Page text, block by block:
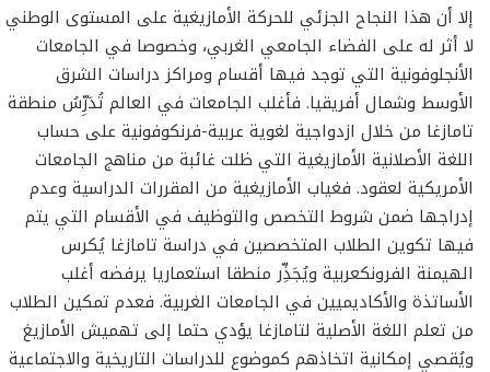
إلا أن هذا النجاح الجزئي للحركة الأمازيغية على المستوى الوطني
لا أثر له على الفضاء الجامعي الغربي، وخصوصا في الجامعات
الأنجلوفونية التي توجد فيها أقسام ومراكز دراسات الشرق
الأوسط وشمال أفريقيا. فأغلب الجامعات في العالم تُدَرِّسُ منطقة
تامازغا من خلال ازدواجية لغوية عربية-فرنكوفونية على حساب
اللغة الأصلانية الأمازيغية التي ظلت غائبة من مناهج الجامعات
الأمريكية لعقود. فغياب الأمازيغية من المقررات الدراسية وعدم
إدراجها ضمن شروط التخصص والتوظيف في الأقسام التي يتم
فيها تكوين الطلاب المتخصصين في دراسة تامازغا يُكرس
الهيمنة الفرونكعربية ويُجَذِّر منطقا استعماريا يرفضه أغلب
الأساتذة والأكاديميين في الجامعات الغربية. فعدم تمكين الطلاب
من تعلم اللغة الأصلية لتامازغا يؤدي حتما إلى تهميش الأمازيغ
ويُقصي إمكانية اتخاذهم كموضوع للدراسات التاريخية والاجتماعية